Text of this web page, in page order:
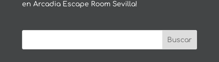
en Arcadia Escape Room Sevilla!